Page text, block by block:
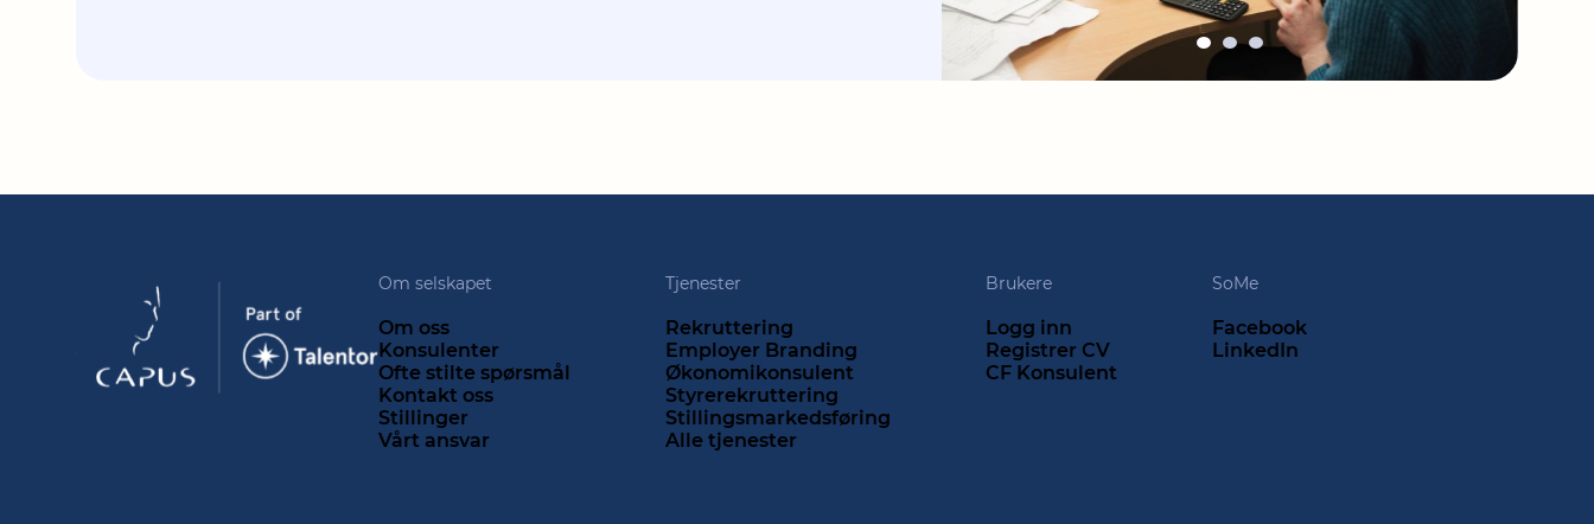
Om selskapet
Om oss
Konsulenter
Ofte stilte spørsmål
Kontakt oss
Stillinger
Vårt ansvar
Tjenester
Rekruttering
Employer Branding
Økonomikonsulent
Styrerekruttering
Stillingsmarkedsføring
Alle tjenester
Brukere
Logg inn
Registrer CV
CF Konsulent
SoMe
Facebook
LinkedIn